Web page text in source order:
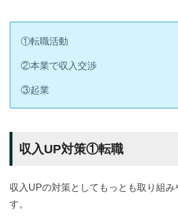
①転職活動
②本業で収入交渉
③起業
収入UP対策①転職
収入UPの対策としてもっとも取り組
す。